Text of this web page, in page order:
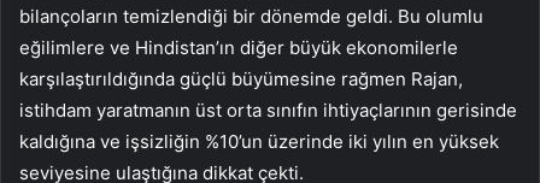
bilançoların temizlendiği bir dönemde geldi. Bu olumlu
eğilimlere ve Hindistan’ın diğer büyük ekonomilerle
karşılaştırıldığında güçlü büyümesine rağmen Rajan,
istihdam yaratmanın üst orta sınıfın ihtiyaçlarının gerisinde
kaldığına ve işsizliğin %10’un üzerinde iki yılın en yüksek
seviyesine ulaştığına dikkat çekti.